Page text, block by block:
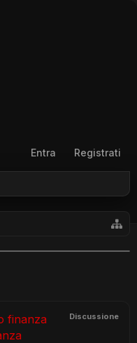
Entra Registrati
Discussione
finanza